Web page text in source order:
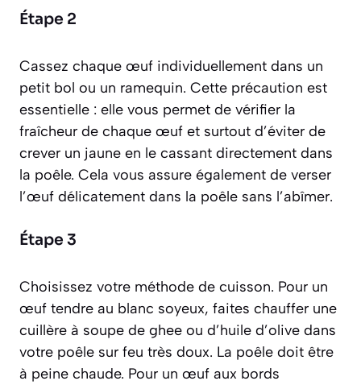
Étape 2
Cassez chaque œuf individuellement dans un
petit bol ou un ramequin. Cette précaution est
essentielle : elle vous permet de vérifier la
fraîcheur de chaque œuf et surtout d’éviter de
crever un jaune en le cassant directement dans
la poêle. Cela vous assure également de verser
l’œuf délicatement dans la poêle sans l’abîmer.
Étape 3
Choisissez votre méthode de cuisson. Pour un
œuf tendre au blanc soyeux, faites chauffer une
cuillère à soupe de ghee ou d’huile d’olive dans
votre poêle sur feu très doux. La poêle doit être
à peine chaude. Pour un œuf aux bords